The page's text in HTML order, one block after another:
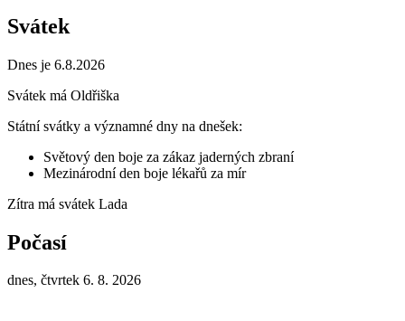
Svátek
Dnes je 6.8.2026
Svátek má Oldřiška
Státní svátky a významné dny na dnešek:
Světový den boje za zákaz jaderných zbraní
Mezinárodní den boje lékařů za mír
Zítra má svátek Lada
Počasí
dnes, čtvrtek 6. 8. 2026